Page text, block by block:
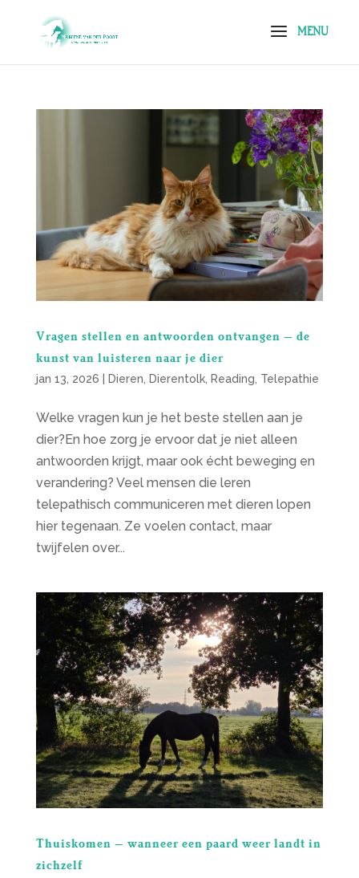
Vragen stellen en antwoorden ontvangen – de
kunst van luisteren naar je dier
jan 13, 2026 Dieren Dierentolk, Reading Telepathie
Welke vragen kun je het beste stellen aan je
dier?En hoe zorg je ervoor dat je niet alleen
antwoorden krijgt, maar ook écht beweging en
verandering? Veel mensen die leren
telepathisch communiceren met dieren lopen
hier tegenaan. Ze voelen contact, maar
twijfelen over...
Thuiskomen – wanneer een paard weer landt in
zichzelf